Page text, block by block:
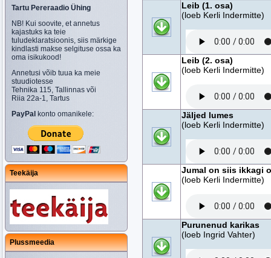
Tartu Pereraadio Ühing
NB! Kui soovite, et annetus
kajastuks ka teie
tuludeklaratsioonis, siis märkige
kindlasti makse selgituse ossa ka
oma isikukood!
Annetusi võib tuua ka meie
stuudiotesse
Tehnika 115, Tallinnas või
Riia 22a-1, Tartus
PayPal konto omanikele:
Teekäija
Plussmeedia
Leib (1. osa)
(loeb Kerli Indermitte)
Leib (2. osa)
(loeb Kerli Indermitte)
Jäljed lumes
(loeb Kerli Indermitte)
Jumal on siis ikkagi
(loeb Kerli Indermitte)
Purunenud karikas
(loeb Ingrid Vahter)